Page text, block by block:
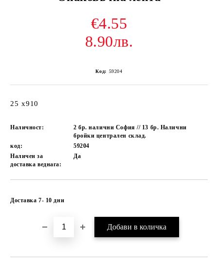
€4.55
8.90лв.
Код: 59204
25 x910
Наличност:
2 бр. налични София // 13 бр. Налични
бройки централен склад.
код:
59204
Наличен за
доставка веднага:
Да
Доставка 7- 10 дни